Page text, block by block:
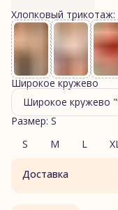
Хлопковый
Широкое кружево
Широкое кружево
Размер: S
S
M L XL
Доставка